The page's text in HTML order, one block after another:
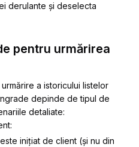
derulante și deselecta
pentru urmărirea
a istoricului listelor
depinde de tipul de
detaliate:
inițiat de client (și nu din